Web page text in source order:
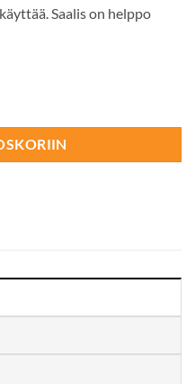
Saalis on helppo